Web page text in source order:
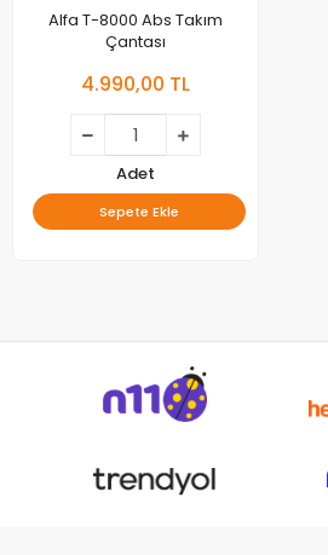
Alfa T-8000 Abs Takım
Çantası
4.990,00 TL
Adet
Sepete Ekle